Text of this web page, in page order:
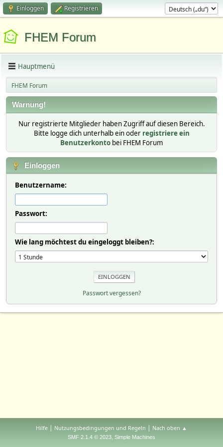
Einloggen Registrieren
FHEM Forum
Hauptmenü
FHEM Forum
Warnung!
Nur registrierte Mitglieder haben Zugriff auf diesen Bereich.
Bitte logge dich unterhalb ein oder registriere ein
Benutzerkonto bei FHEM Forum
Einloggen
Benutzername:
Passwort:
Wie lang möchtest du eingeloggt bleiben?:
Passwort vergessen?
Hilfe | Nutzungsbedingungen und Regeln | Nach oben ▲
SMF 2.1.4 © 2023, Simple Machines